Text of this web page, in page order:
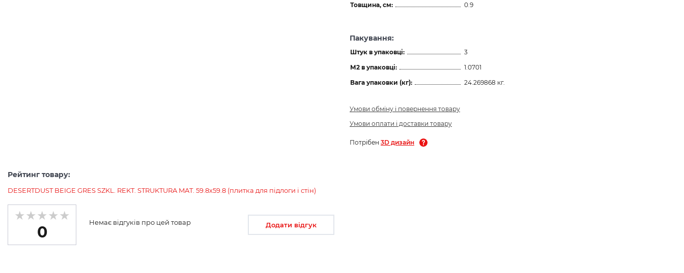
Товщина, см:
0.9
Пакування:
Штук в упаковці:
3
М2 в упаковці:
1.0701
Вага упаковки (кг):
24.269868 кг.
Умови обміну і повернення товару
Умови оплати і доставки товару
Потрібен 3D дизайн
Рейтинг товару:
DESERTDUST BEIGE GRES SZKL. REKT. STRUKTURA MAT. 59.8х59.8 (плитка для підлоги і стін)
0
Немає відгуків про цей товар Додати відгук